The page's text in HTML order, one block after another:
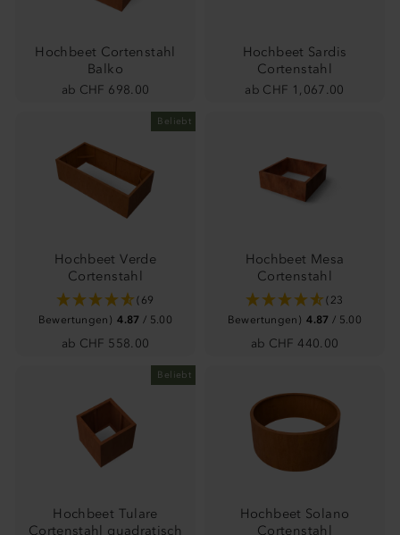
Hochbeet Cortenstahl
Balko
ab CHF 698.00
Hochbeet Sardis
Cortenstahl
ab CHF 1,067.00
Beliebt
Hochbeet Verde
Cortenstahl
(69
Bewertungen) 4.87 / 5.00
ab CHF 558.00
Hochbeet Mesa
Cortenstahl
(23
Bewertungen) 4.87 / 5.00
ab CHF 440.00
Beliebt
Hochbeet Tulare
Cortenstahl quadratisch
Hochbeet Solano
Cortenstahl